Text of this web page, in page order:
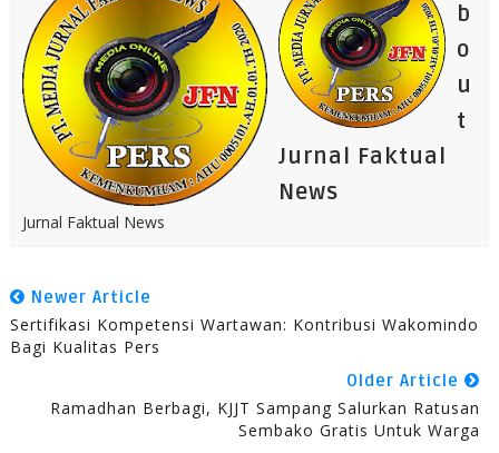
b
o
u
t
Jurnal Faktual
News
Jurnal Faktual News
Newer Article
Sertifikasi Kompetensi Wartawan: Kontribusi Wakomindo
Bagi Kualitas Pers
Older Article
Ramadhan Berbagi, KJJT Sampang Salurkan Ratusan
Sembako Gratis Untuk Warga